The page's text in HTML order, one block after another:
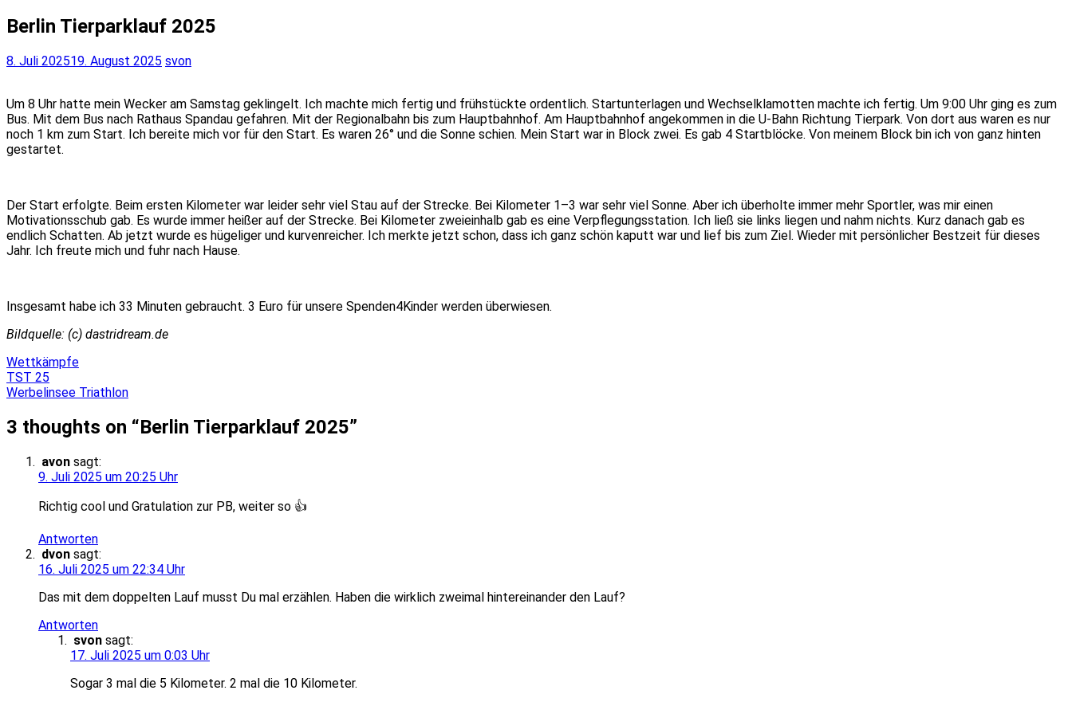
Berlin Tierparklauf 2025
8. Juli 202519. August 2025 svon
Um 8 Uhr hatte mein Wecker am Samstag geklingelt. Ich machte mich fertig und frühstückte ordentlich. Startunterlagen und Wechselklamotten machte ich fertig. Um 9:00 Uhr ging es zum
Bus. Mit dem Bus nach Rathaus Spandau gefahren. Mit der Regionalbahn bis zum Hauptbahnhof. Am Hauptbahnhof angekommen in die U-Bahn Richtung Tierpark. Von dort aus waren es nur
noch 1 km zum Start. Ich bereite mich vor für den Start. Es waren 26° und die Sonne schien. Mein Start war in Block zwei. Es gab 4 Startblöcke. Von meinem Block bin ich von ganz hinten
gestartet.
Der Start erfolgte. Beim ersten Kilometer war leider sehr viel Stau auf der Strecke. Bei Kilometer 1–3 war sehr viel Sonne. Aber ich überholte immer mehr Sportler, was mir einen
Motivationsschub gab. Es wurde immer heißer auf der Strecke. Bei Kilometer zweieinhalb gab es eine Verpflegungsstation. Ich ließ sie links liegen und nahm nichts. Kurz danach gab es
endlich Schatten. Ab jetzt wurde es hügeliger und kurvenreicher. Ich merkte jetzt schon, dass ich ganz schön kaputt war und lief bis zum Ziel. Wieder mit persönlicher Bestzeit für dieses
Jahr. Ich freute mich und fuhr nach Hause.
Insgesamt habe ich 33 Minuten gebraucht. 3 Euro für unsere Spenden4Kinder werden überwiesen.
Bildquelle: (c) dastridream.de
Wettkämpfe
Beitragsnavigation
TST 25
Werbelinsee Triathlon
3 thoughts on “Berlin Tierparklauf 2025”
avon sagt:
9. Juli 2025 um 20:25 Uhr
Richtig cool und Gratulation zur PB, weiter so 👍
Antworten
dvon sagt:
16. Juli 2025 um 22:34 Uhr
Das mit dem doppelten Lauf musst Du mal erzählen. Haben die wirklich zweimal hintereinander den Lauf?
Antworten
svon sagt:
17. Juli 2025 um 0:03 Uhr
Sogar 3 mal die 5 Kilometer. 2 mal die 10 Kilometer.